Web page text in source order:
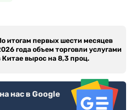
итогам первых шести месяцев
года объем торговли услугами
Китае вырос на 8,3 проц.
нас в Google